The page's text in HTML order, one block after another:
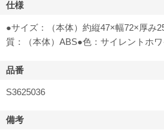
仕様
●サイズ：（本体）約縦47×幅72×厚み
質：（本体）ABS●色：サイレントホワ
品番
S3625036
備考